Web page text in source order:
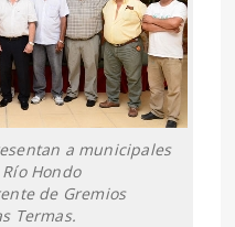
a municipales
Hondo
de Gremios
Termas.